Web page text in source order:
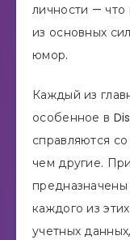
личности —
из основных
юмор.
Каждый из
особенное в
справляются
чем другие.
предназначены
каждого из
учетных